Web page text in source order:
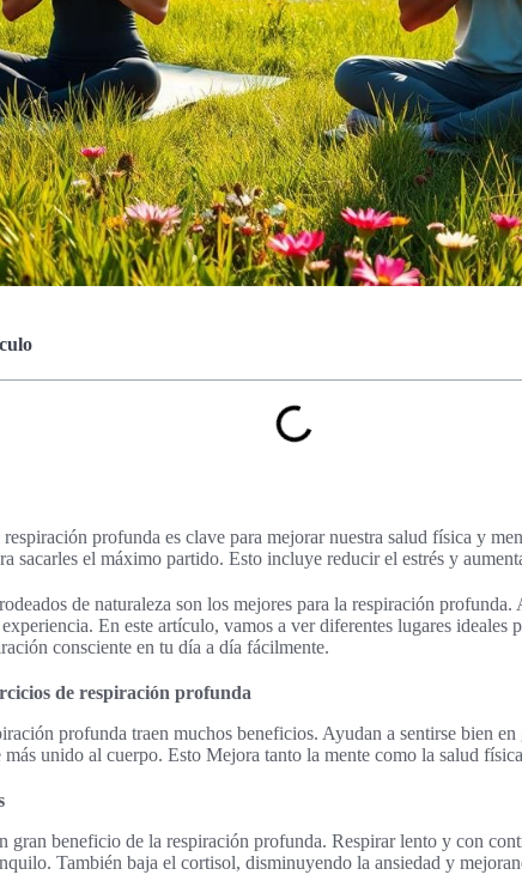
profunda es clave para mejorar nuestra salud física y
sacarles el máximo partido. Esto incluye reducir el estrés y
de naturaleza son los mejores para la respiración profunda.
En este artículo, vamos a ver diferentes lugares ideales
consciente en tu día a día fácilmente.
de respiración profunda
profunda traen muchos beneficios. Ayudan a sentirse bien en
más unido al cuerpo. Esto Mejora tanto la mente como la salud
gran beneficio de la respiración profunda. Respirar lento y con
También baja el cortisol, disminuyendo la ansiedad y